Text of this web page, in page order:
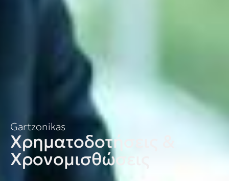
Gartzonikas
Χρηματοδοτήσεις &
Χρονομισθώσεις